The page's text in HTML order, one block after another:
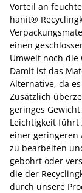
Vorteil an
hanit®
einen
Umwelt noch die
Damit ist das
Alternative, da
Zusätzlich
geringes
Leichtigkeit führt
einer geringeren
zu bearbeiten
gebohrt oder
die der
durch unsere